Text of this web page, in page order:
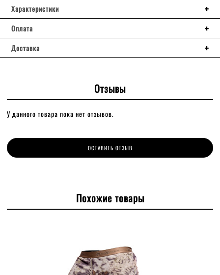
Характеристики
Оплата
Доставка
Отзывы
У данного товара пока нет отзывов.
ОСТАВИТЬ ОТЗЫВ
Похожие товары